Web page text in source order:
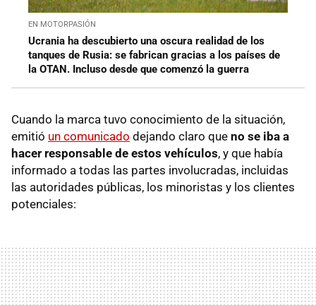
EN MOTORPASIÓN
Ucrania ha descubierto una oscura realidad de los
tanques de Rusia: se fabrican gracias a los países de
la OTAN. Incluso desde que comenzó la guerra
Cuando la marca tuvo conocimiento de la situación,
emitió un comunicado dejando claro que no se iba a
hacer responsable de estos vehículos, y que había
informado a todas las partes involucradas, incluidas
las autoridades públicas, los minoristas y los clientes
potenciales: